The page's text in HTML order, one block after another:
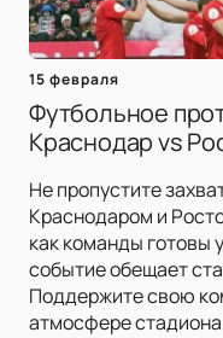
15 февраля
Футбольное
Краснодар vs
Не пропустите
Краснодаром и
как команды готовы
событие обещает
Поддержите свою
атмосфере